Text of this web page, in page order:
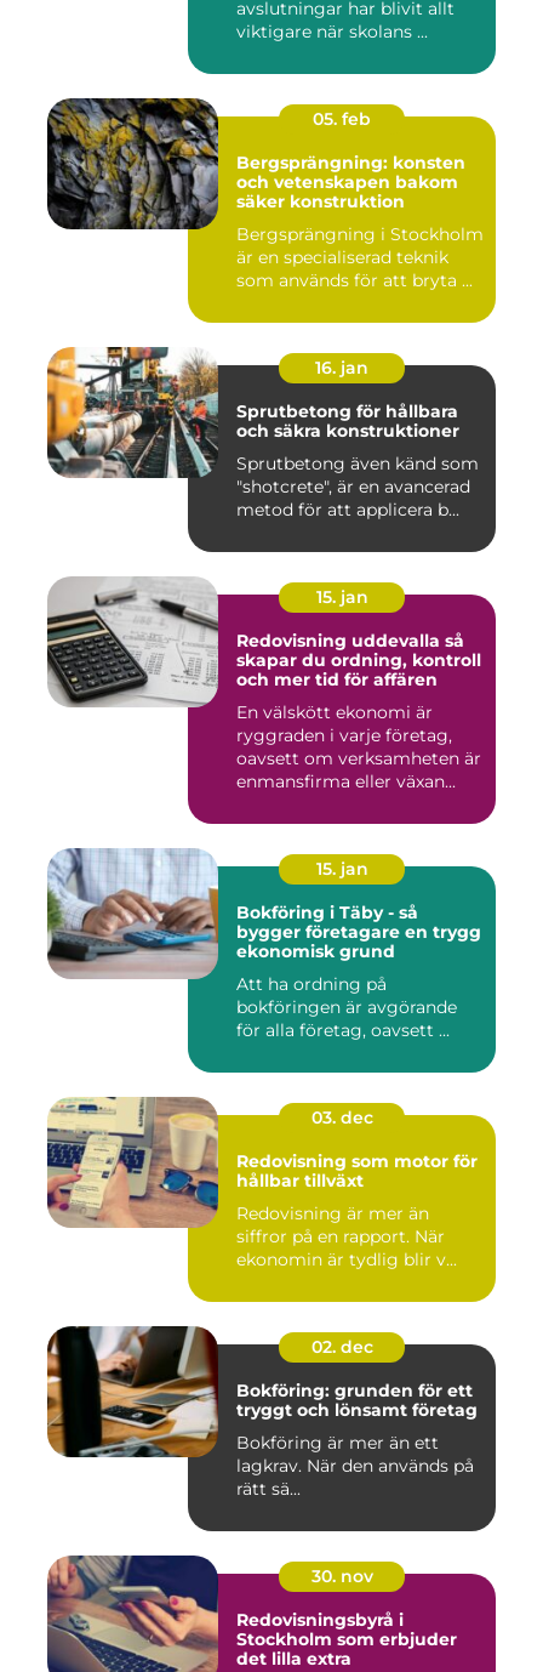
avslutningar har blivit allt
viktigare när skolans ...
05. feb
Bergsprängning: konsten
och vetenskapen bakom
säker konstruktion
Bergsprängning i Stockholm
är en specialiserad teknik
som används för att bryta ...
16. jan
Sprutbetong för hållbara
och säkra konstruktioner
Sprutbetong även känd som
"shotcrete", är en avancerad
metod för att applicera b...
15. jan
Redovisning uddevalla så
skapar du ordning, kontroll
och mer tid för affären
En välskött ekonomi är
ryggraden i varje företag,
oavsett om verksamheten är
enmansfirma eller växan...
15. jan
Bokföring i Täby - så
bygger företagare en trygg
ekonomisk grund
Att ha ordning på
bokföringen är avgörande
för alla företag, oavsett ...
03. dec
Redovisning som motor för
hållbar tillväxt
Redovisning är mer än
siffror på en rapport. När
ekonomin är tydlig blir v...
02. dec
Bokföring: grunden för ett
tryggt och lönsamt företag
Bokföring är mer än ett
lagkrav. När den används på
rätt sä...
30. nov
Redovisningsbyrå i
Stockholm som erbjuder
det lilla extra